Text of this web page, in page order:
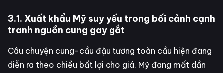
3.1. Xuất khẩu Mỹ suy yếu trong bối cảnh cạnh
tranh nguồn cung gay gắt
Câu chuyện cung-cầu đậu tương toàn cầu hiện đang
diễn ra theo chiều bất lợi cho giá. Mỹ đang mất dần